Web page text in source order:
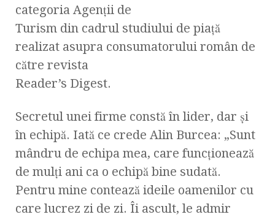
categoria Agenții de
Turism din cadrul studiului de piață
realizat asupra consumatorului român de
către revista
Reader’s Digest.
Secretul unei firme constă în lider, dar şi
în echipă. Iată ce crede Alin Burcea: „Sunt
mândru de echipa mea, care funcţionează
de mulţi ani ca o echipă bine sudată.
Pentru mine contează ideile oamenilor cu
care lucrez zi de zi. Îi ascult, le admir